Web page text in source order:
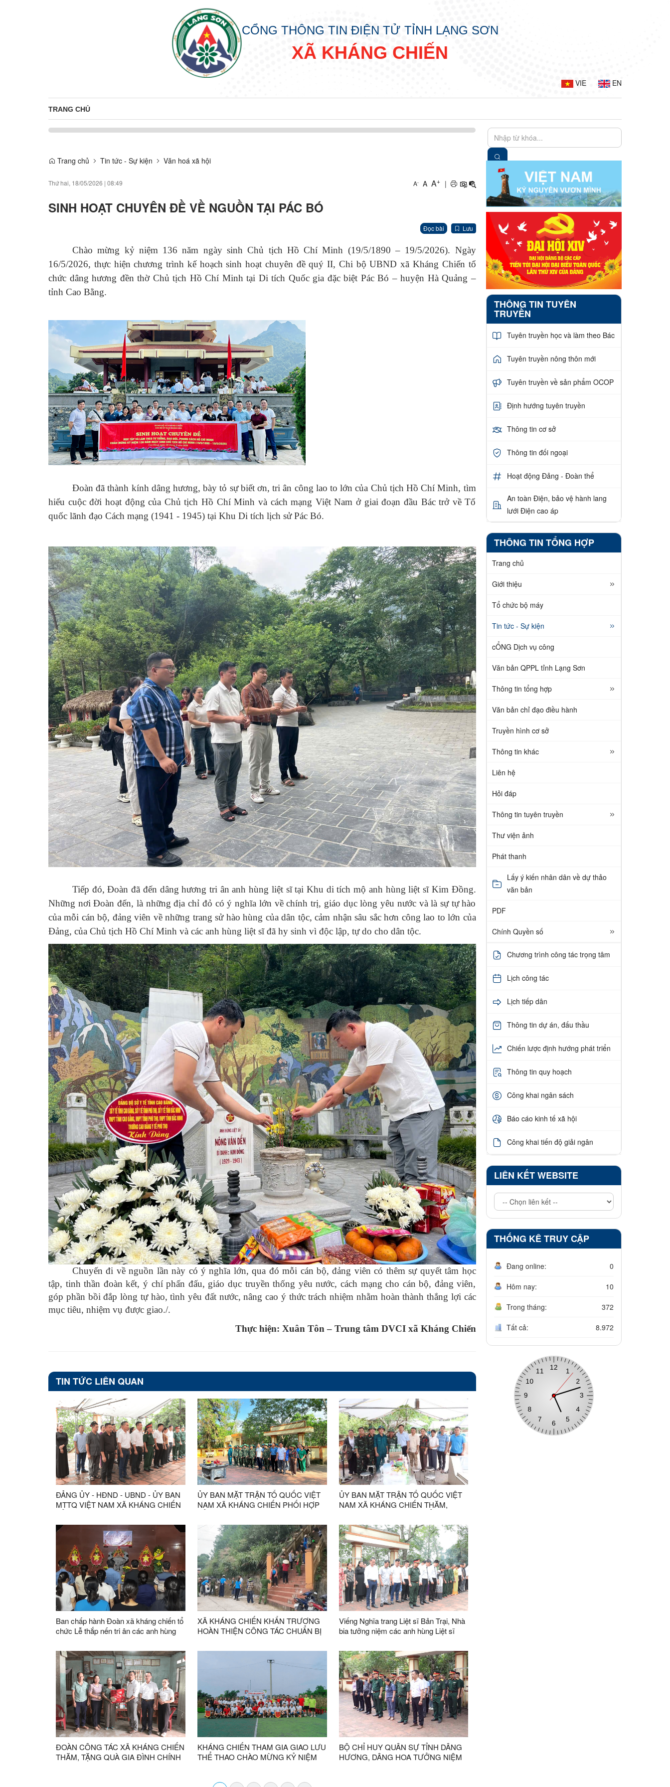
CỔNG THÔNG TIN ĐIỆN TỬ TỈNH LẠNG SƠN
XÃ KHÁNG CHIẾN
VIE EN
TRANG CHỦ
Trang chủ Tin tức - Sự kiện Văn hoá xã hội
Thứ hai, 18/05/2026 | 08:49 A- A A+ |
SINH HOẠT CHUYÊN ĐỀ VỀ NGUỒN TẠI PÁC BÓ
Đọc bài Lưu
Chào mừng kỷ niệm 136 năm ngày sinh Chủ tịch Hồ Chí Minh (19/5/1890 – 19/5/2026). Ngày
16/5/2026, thực hiện chương trình kế hoạch sinh hoạt chuyên đề quý II, Chi bộ UBND xã Kháng Chiến tổ
chức dâng hương đền thờ Chủ tịch Hồ Chí Minh tại Di tích Quốc gia đặc biệt Pác Bó – huyện Hà Quảng –
tỉnh Cao Bằng.
Đoàn đã thành kính dâng hương, bày tỏ sự biết ơn, tri ân công lao to lớn của Chủ tịch Hồ Chí Minh, tìm
hiểu cuộc đời hoạt động của Chủ tịch Hồ Chí Minh và cách mạng Việt Nam ở giai đoạn đầu Bác trở về Tổ
quốc lãnh đạo Cách mạng (1941 - 1945) tại Khu Di tích lịch sử Pác Bó.
Tiếp đó, Đoàn đã đến dâng hương tri ân anh hùng liệt sĩ tại Khu di tích mộ anh hùng liệt sĩ Kim Đồng.
Những nơi Đoàn đến, là những địa chỉ đỏ có ý nghĩa lớn về chính trị, giáo dục lòng yêu nước và là sự tự hào
của mỗi cán bộ, đảng viên về những trang sử hào hùng của dân tộc, cảm nhận sâu sắc hơn công lao to lớn của
Đảng, của Chủ tịch Hồ Chí Minh và các anh hùng liệt sĩ đã hy sinh vì độc lập, tự do cho dân tộc.
Chuyến đi về nguồn lần này có ý nghĩa lớn, qua đó mỗi cán bộ, đảng viên có thêm sự quyết tâm học
tập, tinh thần đoàn kết, ý chí phấn đấu, giáo dục truyền thống yêu nước, cách mạng cho cán bộ, đảng viên,
góp phần bồi đắp lòng tự hào, tình yêu đất nước, nâng cao ý thức trách nhiệm nhằm hoàn thành thắng lợi các
mục tiêu, nhiệm vụ được giao./.
Thực hiện: Xuân Tôn – Trung tâm DVCI xã Kháng Chiến
TIN TỨC LIÊN QUAN
ĐẢNG ỦY - HĐND - UBND - ỦY BAN
MTTQ VIỆT NAM XÃ KHÁNG CHIẾN
HOA TƯỞNG NIỆM CÁC ANH HÙNG
LIỆT SĨ TẠI NGHĨA TRANG LIỆT SĨ
BẢN TRẠI
ỦY BAN MẶT TRẬN TỔ QUỐC VIỆT
NAM XÃ KHÁNG CHIẾN PHỐI HỢP
LIỆT SĨ BẢN TRẠI SAU KHI HOÀN
THÀNH NHIỆM VỤ LẤY MẪU XÁC
ĐỊNH DANH TÍNH HÀI CỐT LIỆT SĨ
ỦY BAN MẶT TRẬN TỔ QUỐC VIỆT
NAM XÃ KHÁNG CHIẾN THĂM,
TÁC THỰC HIỆN NHIỆM VỤ LẤY
MẪU XÁC ĐỊNH DANH TÍNH HÀI CỐT
LIỆT SĨ
Ban chấp hành Đoàn xã kháng chiến tổ
chức Lễ thắp nến tri ân các anh hùng
XÃ KHÁNG CHIẾN KHẨN TRƯƠNG
HOÀN THIỆN CÔNG TÁC CHUẨN BỊ
CHƯA XÁC ĐỊNH ĐƯỢC THÔNG TIN
Viếng Nghĩa trang Liệt sĩ Bản Trại, Nhà
bia tưởng niệm các anh hùng Liệt sĩ
mặt, thăm hỏi, tặng quà gia đình chính
sách
ĐOÀN CÔNG TÁC XÃ KHÁNG CHIẾN
THĂM, TẶNG QUÀ GIA ĐÌNH CHÍNH
KHÁNG CHIẾN THAM GIA GIAO LƯU
THỂ THAO CHÀO MỪNG KỶ NIỆM
BỘ CHỈ HUY QUÂN SỰ TỈNH DÂNG
HƯƠNG, DÂNG HOA TƯỞNG NIỆM
THÔNG TIN TUYÊN
TRUYỀN
Tuyên truyền học và làm theo Bác
Tuyên truyền nông thôn mới
Tuyên truyền về sản phẩm OCOP
Định hướng tuyên truyền
Thông tin cơ sở
Thông tin đối ngoại
Hoạt động Đảng - Đoàn thể
An toàn Điện, bảo vệ hành lang
lưới Điện cao áp
THÔNG TIN TỔNG HỢP
Trang chủ
Giới thiệu
Tổ chức bộ máy
Tin tức - Sự kiện
cỔNG Dịch vụ công
Văn bản QPPL tỉnh Lạng Sơn
Thông tin tổng hợp
Văn bản chỉ đạo điều hành
Truyền hình cơ sở
Thông tin khác
Liên hệ
Hỏi đáp
Thông tin tuyên truyền
Thư viện ảnh
Phát thanh
Lấy ý kiến nhân dân về dự thảo
văn bản
PDF
Chính Quyền số
Chương trình công tác trọng tâm
Lịch công tác
Lịch tiếp dân
Thông tin dự án, đấu thầu
Chiến lược định hướng phát triển
Thông tin quy hoạch
Công khai ngân sách
Báo cáo kinh tế xã hội
Công khai tiến độ giải ngân
LIÊN KẾT WEBSITE
THỐNG KÊ TRUY CẬP
Đang online: 0
Hôm nay: 10
Trong tháng: 372
Tất cả: 8.972